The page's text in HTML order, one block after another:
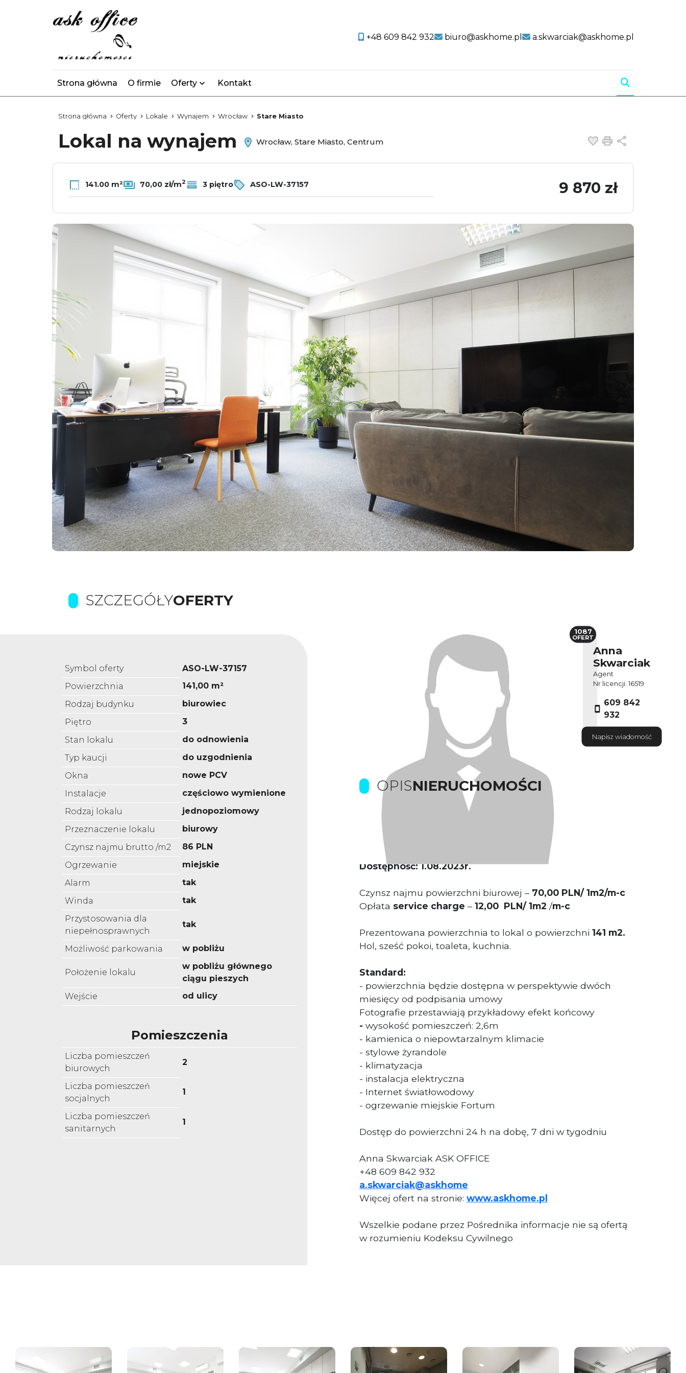
+48 609 842 932 biuro@askhome.pl a.skwarciak@askhome.pl
Strona główna O firmie Oferty Kontakt
Strona główna Oferty Lokale Wynajem Wrocław Stare Miasto
Lokal na wynajem Wrocław, Stare Miasto, Centrum Dodaj do
Drukuj
141.00 m² 70,00 zł/m2 3 piętro ASO-LW-37157 9 870 zł
SZCZEGÓŁYOFERTY
Symbol oferty
ASO-LW-37157
Powierzchnia
141,00 m²
Rodzaj budynku
biurowiec
Piętro
3
Stan lokalu
do odnowienia
Typ kaucji
do uzgodnienia
Okna
nowe PCV
Instalacje
częściowo wymienione
Rodzaj lokalu
jednopoziomowy
Przeznaczenie lokalu
biurowy
Czynsz najmu brutto /m2
86 PLN
Ogrzewanie
miejskie
Alarm
tak
Winda
tak
Przystosowania dla
niepełnosprawnych
tak
Możliwość parkowania w pobliżu
Położenie lokalu
w pobliżu głównego
ciągu pieszych
Wejście
od ulicy
Pomieszczenia
Liczba pomieszczeń
biurowych
2
Liczba pomieszczeń
socjalnych
1
Liczba pomieszczeń
sanitarnych
1
Anna
Skwarciak
Agent
Nr licencji: 16519
609 842
932
Napisz wiadomość
1087
OFERT
OPISNIERUCHOMOŚCI
Kamienica biurowa
Proponowana powierzchnia
Współczynnik części wspólnych -
Dostępność: 1.08.2023r.
Czynsz najmu powierzchni biurowej – 70,00 PLN/ 1m2/m-c
Opłata service charge – 12,00 PLN/ 1m2 /m-c
Prezentowana powierzchnia to lokal o powierzchni 141 m2.
Hol, sześć pokoi, toaleta, kuchnia.
Standard:
- powierzchnia będzie dostępna w perspektywie dwóch
miesięcy od podpisania umowy
Fotografie przestawiają przykładowy efekt końcowy
- wysokość pomieszczeń: 2,6m
- kamienica o niepowtarzalnym klimacie
- stylowe żyrandole
- klimatyzacja
- instalacja elektryczna
- Internet światłowodowy
- ogrzewanie miejskie Fortum
Dostęp do powierzchni 24 h na dobę, 7 dni w tygodniu
Anna Skwarciak ASK OFFICE
+48 609 842 932
a.skwarciak@askhome
Więcej ofert na stronie: www.askhome.pl
Wszelkie podane przez Pośrednika informacje nie są ofertą
w rozumieniu Kodeksu Cywilnego